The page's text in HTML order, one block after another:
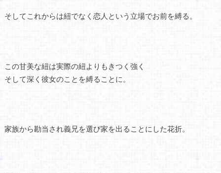
そしてこれからは紐でなく恋人という立場でお前を縛る。
この甘美な紐は実際の紐よりもきつく強く
そして深く彼女のことを縛ることに。
家族から勘当され義兄を選び家を出ることにした花折。